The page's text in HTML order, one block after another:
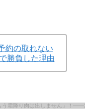
約の取れない
勝負した理由
う霜降り肉は出しません」！